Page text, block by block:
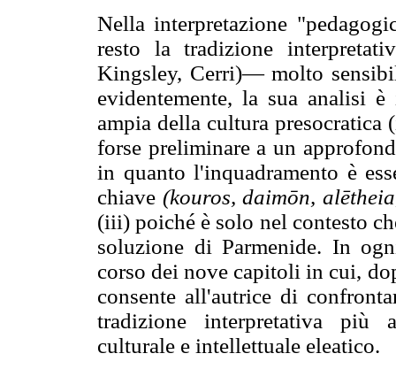
Nella interpretazione
resto la tradizione
Kingsley, Cerri)— molto
evidentemente, la sua analisi
ampia della cultura
forse preliminare a un
in quanto l'inquadramento è
chiave (kouros, daimōn,
(iii) poiché è solo nel contesto
soluzione di Parmenide. In
corso dei nove capitoli in cui,
consente all'autrice di
tradizione interpretativa più
culturale e intellettuale eleatico.